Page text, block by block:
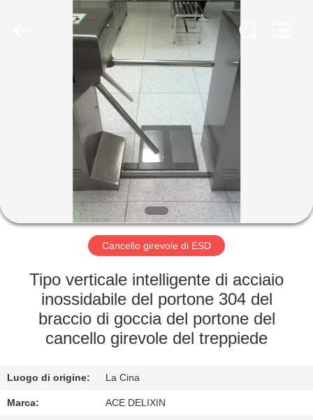
PRODOTTI
GIRO
FABBRICA
CONTROLLO
CONTATTICI
Cancello girevole di ESD
Tipo verticale intelligente di acciaio
inossidabile del portone 304 del
braccio di goccia del portone del
cancello girevole del treppiede
Luogo di origine: La Cina
Marca: ACE DELIXIN